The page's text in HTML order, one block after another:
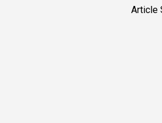
Article